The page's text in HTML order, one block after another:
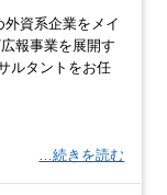
資系企業をメイ
報事業を展開す
ルタントをお任
…続きを読む